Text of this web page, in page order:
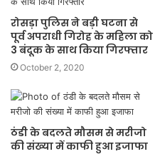
रोसड़ा पुलिस ने बड़ी घटना से
पूर्व अपराधी गिरोह के महिला को
3 बंदूक के साथ किया गिरफ्तार
October 2, 2020
ठंडी के बदलते मौसम से मरीजो
की संख्या में काफी हुआ इजाफा